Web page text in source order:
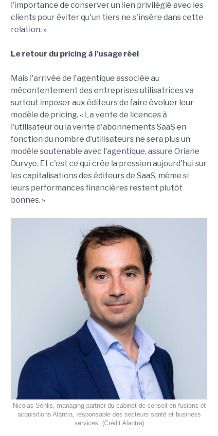
l'importance de conserver un lien privilégié avec les
clients pour éviter qu'un tiers ne s'insère dans cette
relation. »
Le retour du pricing à l'usage réel
Mais l'arrivée de l'agentique associée au
mécontentement des entreprises utilisatrices va
surtout imposer aux éditeurs de faire évoluer leur
modèle de pricing. « La vente de licences à
l'utilisateur ou la vente d'abonnements SaaS en
fonction du nombre d'utilisateurs ne sera plus un
modèle soutenable avec l'agentique, assure Oriane
Durvye. Et c'est ce qui crée la pression aujourd'hui sur
les capitalisations des éditeurs de SaaS, même si
leurs performances financières restent plutôt
bonnes. »
Nicolas Senlis, managing partner du cabinet de conseil en fusions et
acquisitions Alantra, responsable des secteurs santé et business
services. (Crédit Alantra)